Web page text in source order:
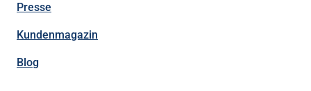
Presse
Kundenmagazin
Blog